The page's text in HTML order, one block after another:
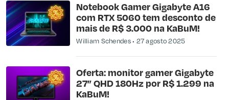
Notebook Gamer Gigabyte A16
com RTX 5060 tem desconto de
mais de R$ 3.000 na KaBuM!
William Schendes 27 agosto 2025
Oferta: monitor gamer Gigabyte
27” QHD 180Hz por R$ 1.299 na
KaBuM!